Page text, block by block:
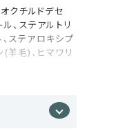
浸透・集
チン」を配
ブの香り
クチルドデセ
、ステアルトリ
ステアロキシプ
羊毛)、ヒマワリ
、オドリコソウ
ダー油、ローズ
、グリセリルグ